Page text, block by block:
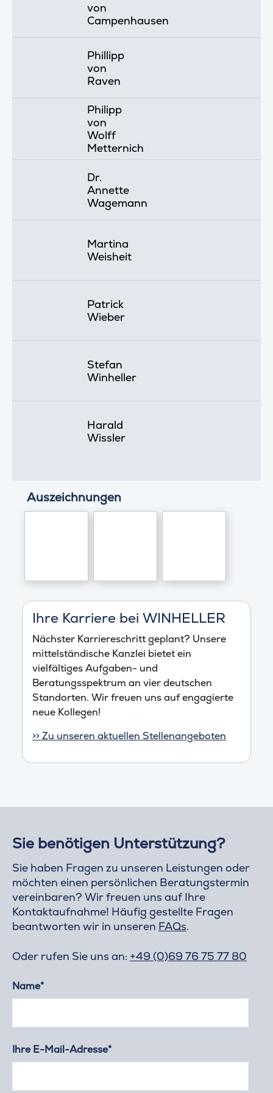
von
Campenhausen
Phillipp
von
Raven
Philipp
von
Wolff
Metternich
Dr.
Annette
Wagemann
Martina
Weisheit
Patrick
Wieber
Stefan
Winheller
Harald
Wissler
Auszeichnungen
Ihre Karriere bei WINHELLER
Nächster Karriereschritt geplant? Unsere
mittelständische Kanzlei bietet ein
vielfältiges Aufgaben- und
Beratungsspektrum an vier deutschen
Standorten. Wir freuen uns auf engagierte
neue Kollegen!
>> Zu unseren aktuellen Stellenangeboten
Sie benötigen Unterstützung?
Sie haben Fragen zu unseren Leistungen oder
möchten einen persönlichen Beratungstermin
vereinbaren? Wir freuen uns auf Ihre
Kontaktaufnahme! Häufig gestellte Fragen
beantworten wir in unseren FAQs.
Oder rufen Sie uns an: +49 (0)69 76 75 77 80
Name*
Ihre E-Mail-Adresse*